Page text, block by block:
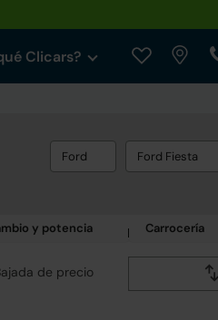
Clicars?
Ford Ford Fiesta
y potencia Carrocería
de precio